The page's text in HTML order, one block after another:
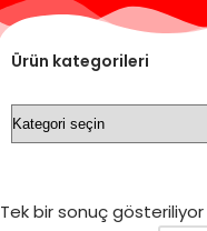
Ürün kategorileri
Tek bir sonuç gösteriliyor